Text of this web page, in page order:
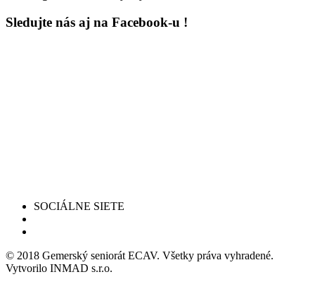
Sledujte nás aj na Facebook-u !
SOCIÁLNE SIETE
© 2018 Gemerský seniorát ECAV. Všetky práva vyhradené.
Vytvorilo INMAD s.r.o.